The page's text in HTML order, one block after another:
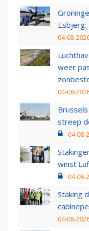
04-08-
weer
04-08-
streep
04-08-
winst
04-08-
Staking
04-08-